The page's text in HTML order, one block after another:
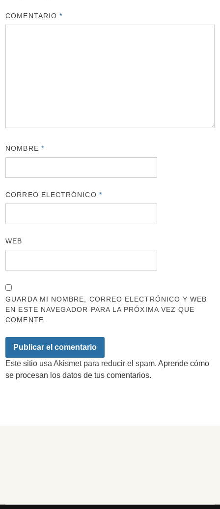
COMENTARIO*
NOMBRE *
CORREO ELECTRÓNICO *
WEB
GUARDA MI NOMBRE, CORREO ELECTRÓNICO Y WEB
EN ESTE NAVEGADOR PARA LA PRÓXIMA VEZ QUE
COMENTE.
Este sitio usa Akismet para reducir el spam.Aprende cómo
se procesan los datos de tus comentarios.